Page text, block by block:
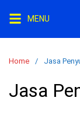
i
MENU
Home Jasa
Jasa